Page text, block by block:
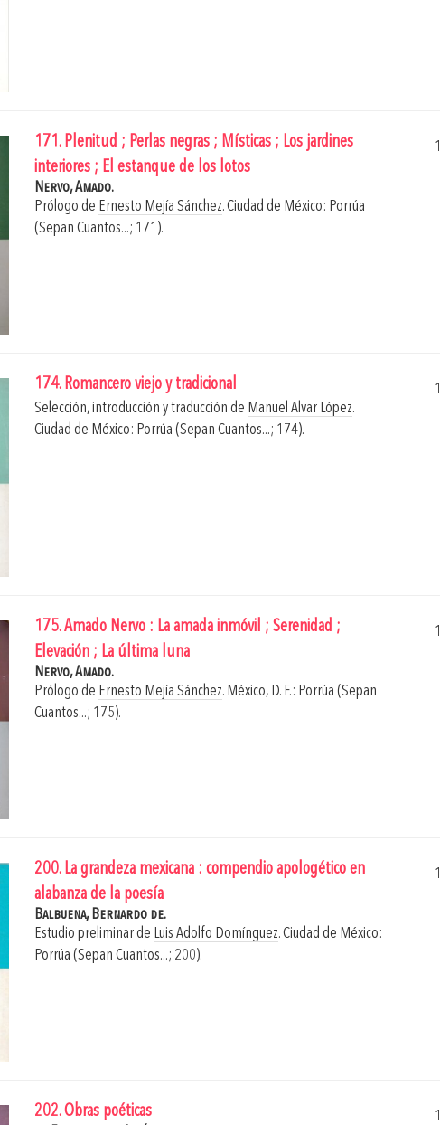
171. Plenitud ; Perlas negras ; Místicas ; Los jardines
interiores ; El estanque de los lotos
Nervo, Amado.
Prólogo de Ernesto Mejía Sánchez.Ciudad de México: Porrúa
(Sepan Cuantos...; 171).
174. Romancero viejo y tradicional
Selección, introducción y traducción de Manuel Alvar López.
Ciudad de México: Porrúa (Sepan Cuantos...; 174).
175. Amado Nervo : La amada inmóvil ; Serenidad ;
Elevación ; La última luna
Nervo, Amado.
Prólogo de Ernesto Mejía Sánchez. México, D. F.: Porrúa (Sepan
Cuantos...; 175).
200. La grandeza mexicana : compendio apologético en
alabanza de la poesía
Balbuena, Bernardo de.
Estudio preliminar de Luis Adolfo Domínguez.Ciudad de México:
Porrúa (Sepan Cuantos...; 200).
202. Obras poéticas